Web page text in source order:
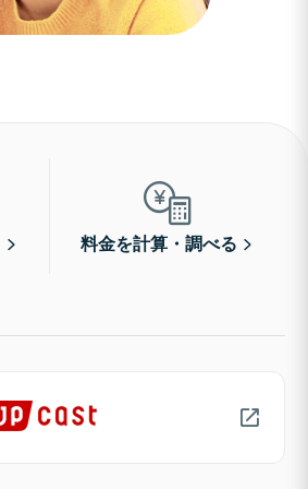
料金を計算・調べる